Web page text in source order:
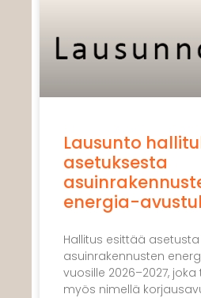
Lausunto
asetuksesta
energia-
Hallitus esittää asetusta
asuinrakennusten
vuosille 2026–2027,
myös nimellä